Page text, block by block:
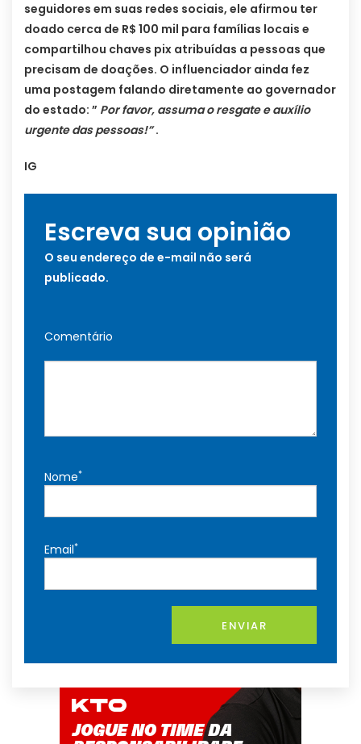
seguidores em suas redes sociais, ele afirmou ter
doado cerca de R$ 100 mil para famílias locais e
compartilhou chaves pix atribuídas a pessoas que
precisam de doações. O influenciador ainda fez
uma postagem falando diretamente ao governador
do estado: ” Por favor, assuma o resgate e auxílio
urgente das pessoas!”.
IG
Escreva sua opinião
O seu endereço de e-mail não será
publicado.
Comentário
Nome*
Email*
ENVIAR